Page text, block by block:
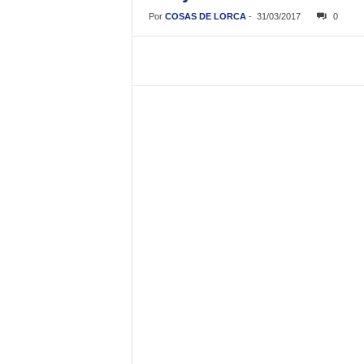
Por COSAS DE LORCA- 31/03/2017 0